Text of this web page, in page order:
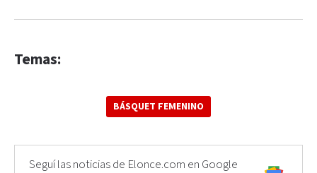
Temas:
BÁSQUET FEMENINO
Seguí las noticias de Elonce.com en Google